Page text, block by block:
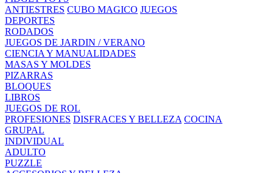
ANTIESTRES CUBO MAGICO JUEGOS
DEPORTES
RODADOS
JUEGOS DE JARDIN / VERANO
CIENCIA Y MANUALIDADES
MASAS Y MOLDES
PIZARRAS
BLOQUES
LIBROS
JUEGOS DE ROL
PROFESIONES DISFRACES Y BELLEZA COCINA
GRUPAL
INDIVIDUAL
ADULTO
PUZZLE